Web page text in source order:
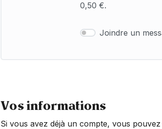
0,50 €.
Joindre un
Vos informations
Si vous avez déjà un compte, vous